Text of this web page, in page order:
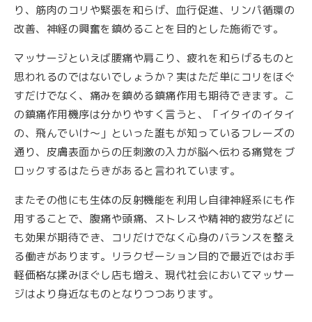
り、筋肉のコリや緊張を和らげ、血行促進、リンパ循環の
改善、神経の興奮を鎮めることを目的とした施術です。
マッサージといえば腰痛や肩こり、疲れを和らげるものと
思われるのではないでしょうか？実はただ単にコリをほぐ
すだけでなく、痛みを鎮める鎮痛作用も期待できます。こ
の鎮痛作用機序は分かりやすく言うと、「イタイのイタイ
の、飛んでいけ～」といった誰もが知っているフレーズの
通り、皮膚表面からの圧刺激の入力が脳へ伝わる痛覚をブ
ロックするはたらきがあると言われています。
またその他にも生体の反射機能を利用し自律神経系にも作
用することで、腹痛や頭痛、ストレスや精神的疲労などに
も効果が期待でき、コリだけでなく心身のバランスを整え
る働きがあります。リラクゼーション目的で最近ではお手
軽価格な揉みほぐし店も増え、現代社会においてマッサー
ジはより身近なものとなりつつあります。